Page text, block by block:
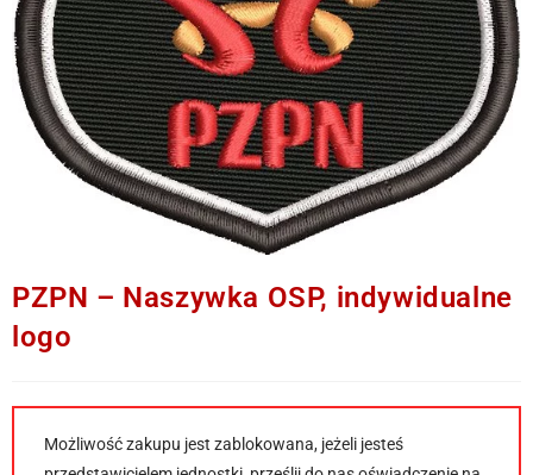
PZPN – Naszywka OSP, indywidualne
logo
Możliwość zakupu jest zablokowana, jeżeli jesteś